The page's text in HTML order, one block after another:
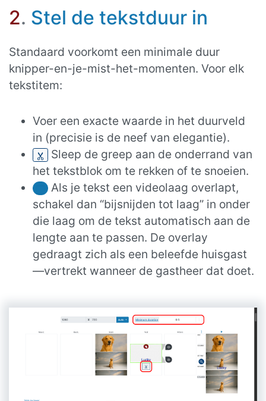
2. Stel de tekstduur in
Standaard voorkomt een minimale duur
knipper-en-je-mist-het-momenten. Voor elk
tekstitem:
Voer een exacte waarde in het duurveld
in (precisie is de neef van elegantie).
Sleep de greep aan de onderrand van
het tekstblok om te rekken of te snoeien.
Als je tekst een videolaag overlapt,
schakel dan “bijsnijden tot laag” in onder
die laag om de tekst automatisch aan de
lengte aan te passen. De overlay
gedraagt zich als een beleefde huisgast
—vertrekt wanneer de gastheer dat doet.